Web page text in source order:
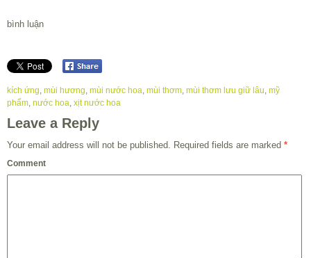
bình luận
kích ứng mùi hương mùi nước hoa mùi thơm mùi thơm lưu giữ lâu mỹ
phẩm nước hoa xịt nước hoa
Leave a Reply
Your email address will not be published. Required fields are marked *
Comment